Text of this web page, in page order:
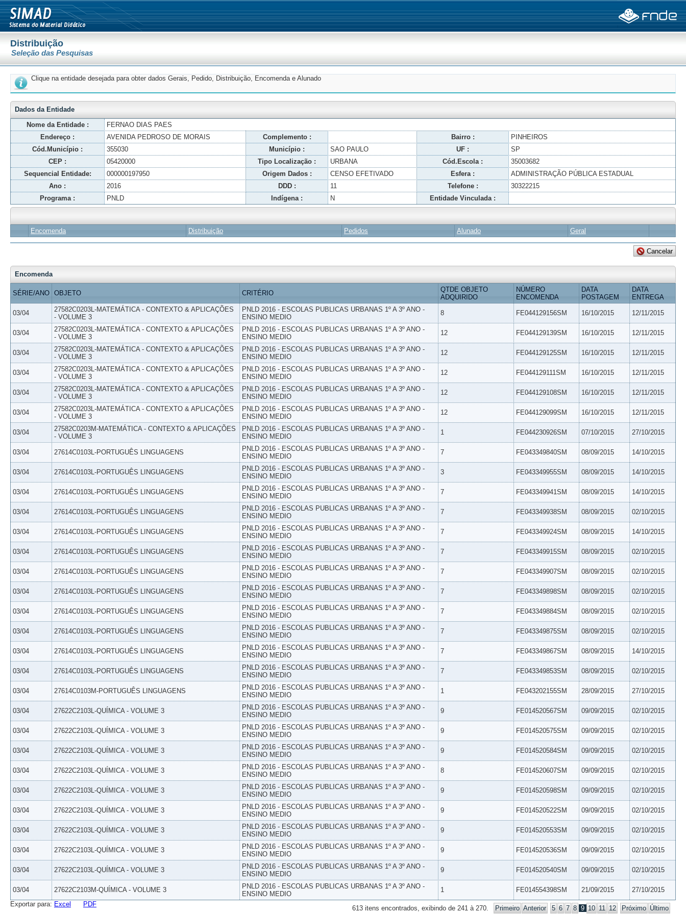
Distribuição
Seleção das Pesquisas
Clique na entidade desejada para obter dados Gerais, Pedido, Distribuição, Encomenda e Alunado
Dados da Entidade
Nome da Entidade :
FERNAO DIAS PAES
Endereço :
AVENIDA PEDROSO DE MORAIS Complemento : Bairro :
PINHEIROS
Cód.Município :
355030 Município : SAO PAULO UF :
SP
CEP :
05420000 Tipo Localização : URBANA Cód.Escola :
35003682
Sequencial Entidade:
000000197950 Origem Dados : CENSO EFETIVADO Esfera :
ADMINISTRAÇÃO PÚBLICA ESTADUAL
Ano :
2016 DDD : 11 Telefone :
30322215
Programa :
PNLD Indígena : N Entidade Vinculada :
Encomenda Distribuição Pedidos Alunado Geral
Encomenda
SÉRIE/ANO OBJETO CRITÉRIO
QTDE OBJETO
ADQUIRIDO
NÚMERO
ENCOMENDA
DATA
POSTAGEM
DATA
ENTREGA
03/04
27582C0203L-MATEMÁTICA - CONTEXTO & APLICAÇÕES
- VOLUME 3
PNLD 2016 - ESCOLAS PUBLICAS URBANAS 1º A 3º ANO -
ENSINO MEDIO
8 FE044129156SM 16/10/2015 12/11/2015
03/04
27582C0203L-MATEMÁTICA - CONTEXTO & APLICAÇÕES
- VOLUME 3
PNLD 2016 - ESCOLAS PUBLICAS URBANAS 1º A 3º ANO -
ENSINO MEDIO
12 FE044129139SM 16/10/2015 12/11/2015
03/04
27582C0203L-MATEMÁTICA - CONTEXTO & APLICAÇÕES
- VOLUME 3
PNLD 2016 - ESCOLAS PUBLICAS URBANAS 1º A 3º ANO -
ENSINO MEDIO
12 FE044129125SM 16/10/2015 12/11/2015
03/04
27582C0203L-MATEMÁTICA - CONTEXTO & APLICAÇÕES
- VOLUME 3
PNLD 2016 - ESCOLAS PUBLICAS URBANAS 1º A 3º ANO -
ENSINO MEDIO
12 FE044129111SM 16/10/2015 12/11/2015
03/04
27582C0203L-MATEMÁTICA - CONTEXTO & APLICAÇÕES
- VOLUME 3
PNLD 2016 - ESCOLAS PUBLICAS URBANAS 1º A 3º ANO -
ENSINO MEDIO
12 FE044129108SM 16/10/2015 12/11/2015
03/04
27582C0203L-MATEMÁTICA - CONTEXTO & APLICAÇÕES
- VOLUME 3
PNLD 2016 - ESCOLAS PUBLICAS URBANAS 1º A 3º ANO -
ENSINO MEDIO
12 FE044129099SM 16/10/2015 12/11/2015
03/04
27582C0203M-MATEMÁTICA - CONTEXTO & APLICAÇÕES
- VOLUME 3
PNLD 2016 - ESCOLAS PUBLICAS URBANAS 1º A 3º ANO -
ENSINO MEDIO
1 FE044230926SM 07/10/2015 27/10/2015
03/04 27614C0103L-PORTUGUÊS LINGUAGENS
PNLD 2016 - ESCOLAS PUBLICAS URBANAS 1º A 3º ANO -
ENSINO MEDIO
7 FE043349840SM 08/09/2015 14/10/2015
03/04 27614C0103L-PORTUGUÊS LINGUAGENS
PNLD 2016 - ESCOLAS PUBLICAS URBANAS 1º A 3º ANO -
ENSINO MEDIO
3 FE043349955SM 08/09/2015 14/10/2015
03/04 27614C0103L-PORTUGUÊS LINGUAGENS
PNLD 2016 - ESCOLAS PUBLICAS URBANAS 1º A 3º ANO -
ENSINO MEDIO
7 FE043349941SM 08/09/2015 14/10/2015
03/04 27614C0103L-PORTUGUÊS LINGUAGENS
PNLD 2016 - ESCOLAS PUBLICAS URBANAS 1º A 3º ANO -
ENSINO MEDIO
7 FE043349938SM 08/09/2015 02/10/2015
03/04 27614C0103L-PORTUGUÊS LINGUAGENS
PNLD 2016 - ESCOLAS PUBLICAS URBANAS 1º A 3º ANO -
ENSINO MEDIO
7 FE043349924SM 08/09/2015 14/10/2015
03/04 27614C0103L-PORTUGUÊS LINGUAGENS
PNLD 2016 - ESCOLAS PUBLICAS URBANAS 1º A 3º ANO -
ENSINO MEDIO
7 FE043349915SM 08/09/2015 02/10/2015
03/04 27614C0103L-PORTUGUÊS LINGUAGENS
PNLD 2016 - ESCOLAS PUBLICAS URBANAS 1º A 3º ANO -
ENSINO MEDIO
7 FE043349907SM 08/09/2015 02/10/2015
03/04 27614C0103L-PORTUGUÊS LINGUAGENS
PNLD 2016 - ESCOLAS PUBLICAS URBANAS 1º A 3º ANO -
ENSINO MEDIO
7 FE043349898SM 08/09/2015 02/10/2015
03/04 27614C0103L-PORTUGUÊS LINGUAGENS
PNLD 2016 - ESCOLAS PUBLICAS URBANAS 1º A 3º ANO -
ENSINO MEDIO
7 FE043349884SM 08/09/2015 02/10/2015
03/04 27614C0103L-PORTUGUÊS LINGUAGENS
PNLD 2016 - ESCOLAS PUBLICAS URBANAS 1º A 3º ANO -
ENSINO MEDIO
7 FE043349875SM 08/09/2015 02/10/2015
03/04 27614C0103L-PORTUGUÊS LINGUAGENS
PNLD 2016 - ESCOLAS PUBLICAS URBANAS 1º A 3º ANO -
ENSINO MEDIO
7 FE043349867SM 08/09/2015 14/10/2015
03/04 27614C0103L-PORTUGUÊS LINGUAGENS
PNLD 2016 - ESCOLAS PUBLICAS URBANAS 1º A 3º ANO -
ENSINO MEDIO
7 FE043349853SM 08/09/2015 02/10/2015
03/04 27614C0103M-PORTUGUÊS LINGUAGENS
PNLD 2016 - ESCOLAS PUBLICAS URBANAS 1º A 3º ANO -
ENSINO MEDIO
1 FE043202155SM 28/09/2015 27/10/2015
03/04 27622C2103L-QUÍMICA - VOLUME 3
PNLD 2016 - ESCOLAS PUBLICAS URBANAS 1º A 3º ANO -
ENSINO MEDIO
9 FE014520567SM 09/09/2015 02/10/2015
03/04 27622C2103L-QUÍMICA - VOLUME 3
PNLD 2016 - ESCOLAS PUBLICAS URBANAS 1º A 3º ANO -
ENSINO MEDIO
9 FE014520575SM 09/09/2015 02/10/2015
03/04 27622C2103L-QUÍMICA - VOLUME 3
PNLD 2016 - ESCOLAS PUBLICAS URBANAS 1º A 3º ANO -
ENSINO MEDIO
9 FE014520584SM 09/09/2015 02/10/2015
03/04 27622C2103L-QUÍMICA - VOLUME 3
PNLD 2016 - ESCOLAS PUBLICAS URBANAS 1º A 3º ANO -
ENSINO MEDIO
8 FE014520607SM 09/09/2015 02/10/2015
03/04 27622C2103L-QUÍMICA - VOLUME 3
PNLD 2016 - ESCOLAS PUBLICAS URBANAS 1º A 3º ANO -
ENSINO MEDIO
9 FE014520598SM 09/09/2015 02/10/2015
03/04 27622C2103L-QUÍMICA - VOLUME 3
PNLD 2016 - ESCOLAS PUBLICAS URBANAS 1º A 3º ANO -
ENSINO MEDIO
9 FE014520522SM 09/09/2015 02/10/2015
03/04 27622C2103L-QUÍMICA - VOLUME 3
PNLD 2016 - ESCOLAS PUBLICAS URBANAS 1º A 3º ANO -
ENSINO MEDIO
9 FE014520553SM 09/09/2015 02/10/2015
03/04 27622C2103L-QUÍMICA - VOLUME 3
PNLD 2016 - ESCOLAS PUBLICAS URBANAS 1º A 3º ANO -
ENSINO MEDIO
9 FE014520536SM 09/09/2015 02/10/2015
03/04 27622C2103L-QUÍMICA - VOLUME 3
PNLD 2016 - ESCOLAS PUBLICAS URBANAS 1º A 3º ANO -
ENSINO MEDIO
9 FE014520540SM 09/09/2015 02/10/2015
03/04 27622C2103M-QUÍMICA - VOLUME 3
PNLD 2016 - ESCOLAS PUBLICAS URBANAS 1º A 3º ANO -
ENSINO MEDIO
1 FE014554398SM 21/09/2015 27/10/2015
613 itens encontrados, exibindo de 241 à 270. Primeiro Anterior 5 6 7 8 9 10 11 12 Próximo Último
Exportar para: Excel PDF